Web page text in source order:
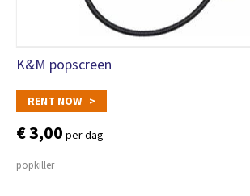
K&M popscreen
RENT NOW >
€ 3,00 per dag
popkiller